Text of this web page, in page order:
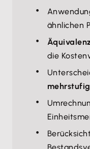
ähnlichen
die